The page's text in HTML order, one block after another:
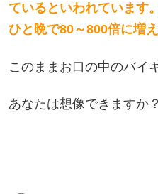
ているといわれています
ひと晩で80～800倍に増
このままお口の中のバイ
あなたは想像できますか